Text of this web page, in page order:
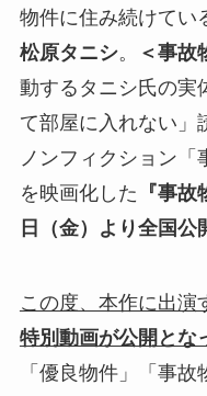
物件に住み続けてい
松原タニシ。 ＜事故
動するタニシ氏の実
て部屋に入れない」
ノンフィクション
を映画化した 『事
日（金）より全国公
この度、本作に出演
特別動画が公開とな
「優良物件」「事